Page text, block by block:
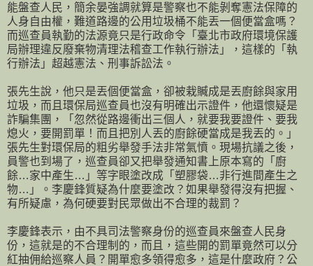
能盤查人民，簡余晏強調就算是警察也不能剝奪憲法保障的
人身自由權，難道路邊的公用垃圾桶不能丟一個便當盒嗎？
而巡查員執勤的法源竟只是行政命令「臺北市政府環境保護
局辦理違反廢棄物清理法稽查工作執行辦法」，這樣的「執
行辦法」超越憲法、刑事訴訟法。
張先生說，他只是丟個便當盒，卻被栽贓成是丟廚餘與家用
垃圾，而且環保局巡查員也沒有明確出示證件，他還懷疑是
詐騙集團，「忽然從路邊衝出三個人，就要我要證件、要我
熄火，要開罰單！而且把別人丟的廚餘硬當成是我丟的。」
張先生對環保局的粗劣舉發手法非常氣憤。現場抗議之後，
員警也到場了，巡查員卻又把舉發通知書上原本寫的「廚
餘…家中產生…」等字眼塗改成「塑膠袋…非行進間產生之
物…」。李慶鋒質疑為什麼要塗改？如果舉發得沒有把握、
有所疑慮，為何硬要對民眾做出不合理的裁罰？
李慶鋒表示，由不具司法警察身份的巡查員來盤查人民身
份，這就是的不合理制的，而且，這些開的罰單竟然可以分
紅抽佣給巡察人員？開單愈多領得愈多，這是什麼政府？公